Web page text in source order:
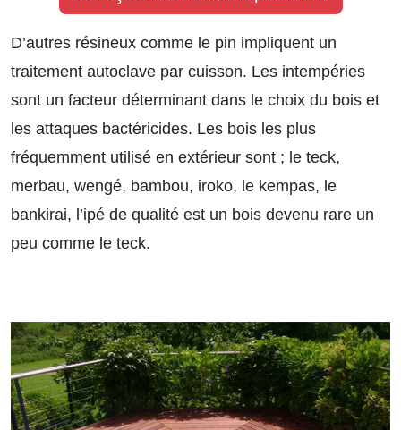
D’autres résineux comme le pin impliquent un
traitement autoclave par cuisson. Les intempéries
sont un facteur déterminant dans le choix du bois et
les attaques bactéricides. Les bois les plus
fréquemment utilisé en extérieur sont ; le teck,
merbau, wengé, bambou, iroko, le kempas, le
bankirai, l’ipé de qualité est un bois devenu rare un
peu comme le teck.